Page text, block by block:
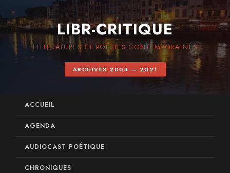
LIBR-CRITIQUE
LITTÉRATURES ET POÉSIES CONTEMPORAINES
ARCHIVES 2004 — 2021
ACCUEIL
AGENDA
AUDIOCAST POÉTIQUE
CHRONIQUES